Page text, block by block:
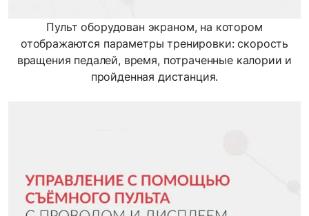
Пульт оборудован экраном, на котором
отображаются параметры тренировки: скорость
вращения педалей, время, потраченные калории и
пройденная дистанция.